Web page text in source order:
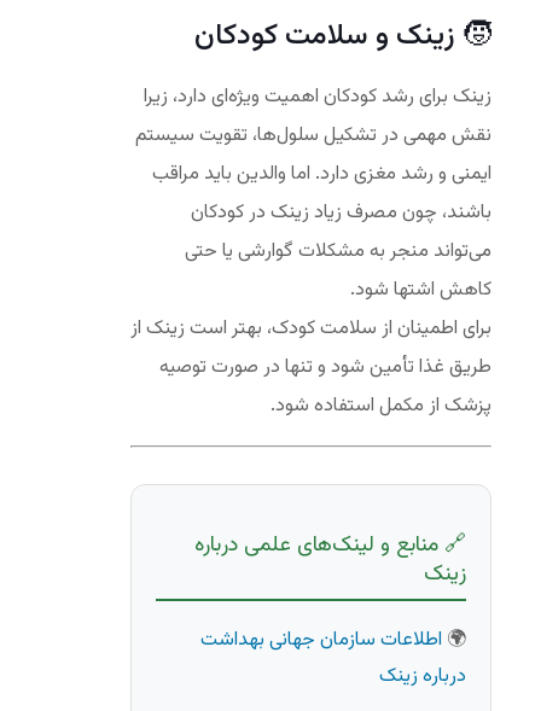
🧒 زینک و سلامت کودکان
زینک برای رشد کودکان اهمیت ویژه‌ای دارد، زیرا
نقش مهمی در تشکیل سلول‌ها، تقویت سیستم
ایمنی و رشد مغزی دارد. اما والدین باید مراقب
باشند، چون مصرف زیاد زینک در کودکان
می‌تواند منجر به مشکلات گوارشی یا حتی
کاهش اشتها شود.
برای اطمینان از سلامت کودک، بهتر است زینک از
طریق غذا تأمین شود و تنها در صورت توصیه
پزشک از مکمل استفاده شود.
🔗 منابع و لینک‌های علمی درباره
زینک
🌍 اطلاعات سازمان جهانی بهداشت
درباره زینک